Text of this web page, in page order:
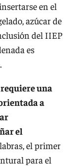
en el
azúcar de
del IIEP
es
una
a
el
el primer
para el